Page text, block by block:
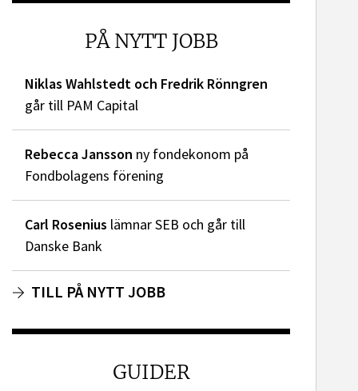
PÅ NYTT JOBB
Niklas Wahlstedt och Fredrik Rönngren
går till PAM Capital
Rebecca Jansson ny fondekonom på
Fondbolagens förening
Carl Rosenius lämnar SEB och går till
Danske Bank
TILL PÅ NYTT JOBB
GUIDER